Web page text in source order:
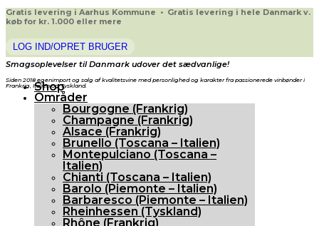
Gratis levering i Aarhus Kommune • Gratis levering i hele Danmark v.
køb for kr. 1.000 eller mere
LOG IND/OPRET BRUGER
Smagsoplevelser til Danmark udover det sædvanlige!
Siden 2018 egenimport og salg af kvalitetsvine med personlighed og karakter fra passionerede vinbønder i
Frankrig, Italien og Tyskland.
Shop
Områder
Bourgogne (Frankrig)
Champagne (Frankrig)
Alsace (Frankrig)
Brunello (Toscana – Italien)
Montepulciano (Toscana –
Italien)
Chianti (Toscana – Italien)
Barolo (Piemonte – Italien)
Barbaresco (Piemonte – Italien)
Rheinhessen (Tyskland)
Rhône (Frankrig)